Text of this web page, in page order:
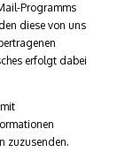
​Programms
diese von uns
erfolgt dabei
zuzusenden.